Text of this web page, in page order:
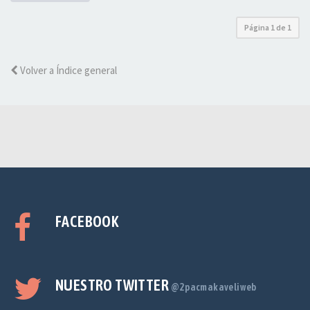
Página 1 de 1
Volver a Índice general
FACEBOOK
NUESTRO TWITTER @2pacmakaveliweb